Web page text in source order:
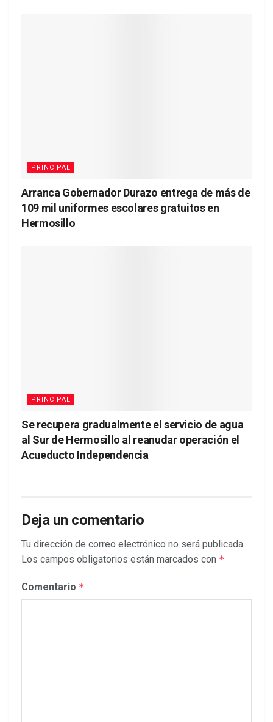
PRINCIPAL
Arranca Gobernador Durazo entrega de más de
109 mil uniformes escolares gratuitos en
Hermosillo
PRINCIPAL
Se recupera gradualmente el servicio de agua
al Sur de Hermosillo al reanudar operación el
Acueducto Independencia
Deja un comentario
Tu dirección de correo electrónico no será publicada.
Los campos obligatorios están marcados con *
Comentario *